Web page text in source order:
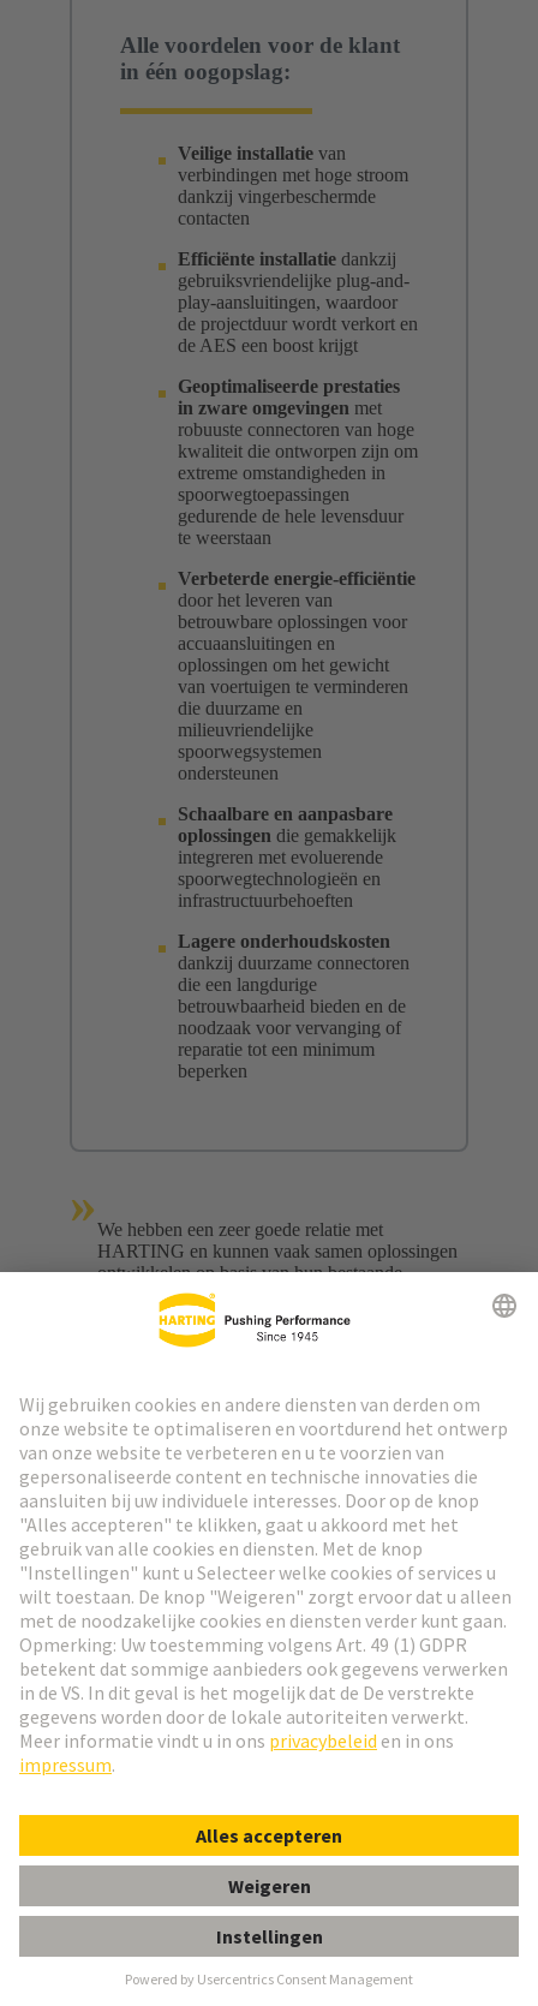
Alle voordelen voor de klant
in één oogopslag:
Veilige installatie van
verbindingen met hoge stroom
dankzij vingerbeschermde
contacten
Efficiënte installatie dankzij
gebruiksvriendelijke plug-and-
play-aansluitingen, waardoor
de projectduur wordt verkort en
de AES een boost krijgt
Geoptimaliseerde prestaties
in zware omgevingen met
robuuste connectoren van hoge
kwaliteit die ontworpen zijn om
extreme omstandigheden in
spoorwegtoepassingen
gedurende de hele levensduur
te weerstaan
Verbeterde energie-efficiëntie
door het leveren van
betrouwbare oplossingen voor
accuaansluitingen en
oplossingen om het gewicht
van voertuigen te verminderen
die duurzame en
milieuvriendelijke
spoorwegsystemen
ondersteunen
Schaalbare en aanpasbare
oplossingen die gemakkelijk
integreren met evoluerende
spoorwegtechnologieën en
infrastructuurbehoeften
Lagere onderhoudskosten
dankzij duurzame connectoren
die een langdurige
betrouwbaarheid bieden en de
noodzaak voor vervanging of
reparatie tot een minimum
beperken
»We hebben een zeer goede relatie met
HARTING en kunnen vaak samen oplossingen
ontwikkelen op basis van hun bestaande
productassortiment. Bijvoorbeeld voor het
aansluiten van de batterijen op het dak van de
nieuwe regionale trein.
Damien Chauveau
Senior Expert Tractie Elektrische
Architectuur
Aanbevolen oplossingen
Industriële connectoren &
Kabels voor spoorwegen